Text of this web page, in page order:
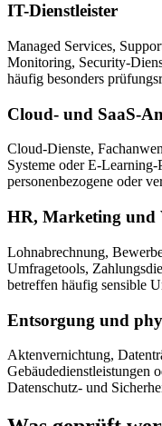
IT-Dienstleister
Managed Services,
Monitoring, Security-
häufig besonders
Cloud- und SaaS-
Cloud-Dienste,
Systeme oder E-
personenbezogene oder
HR, Marketing und
Lohnabrechnung,
Umfragetools,
betreffen häufig sensible
Entsorgung und
Aktenvernichtung,
Gebäudedienstleistungen
Datenschutz- und